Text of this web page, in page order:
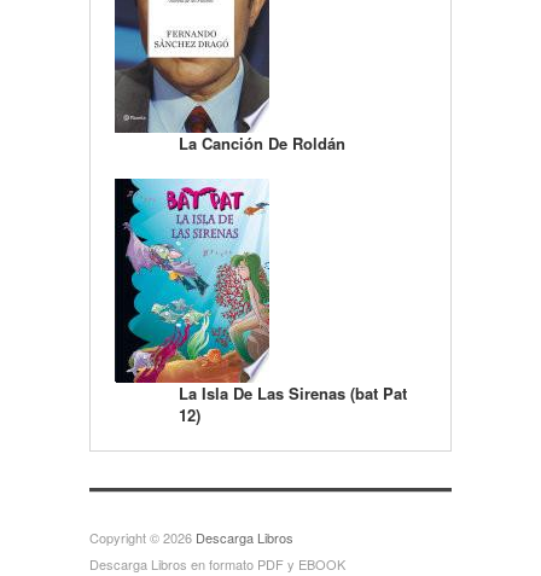
La Canción De Roldán
La Isla De Las Sirenas (bat Pat
12)
Copyright © 2026 Descarga Libros
Descarga Libros en formato PDF y EBOOK